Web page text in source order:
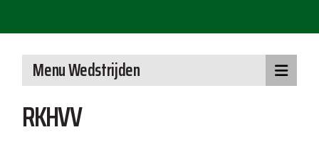
RKHVV
Menu Wedstrijden